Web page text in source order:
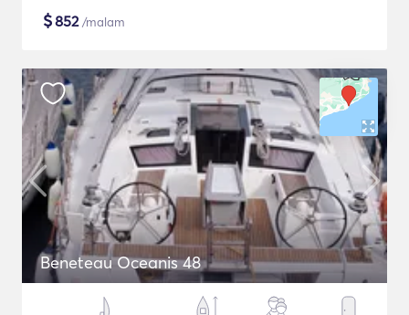
$852/malam
Beneteau Oceanis 48